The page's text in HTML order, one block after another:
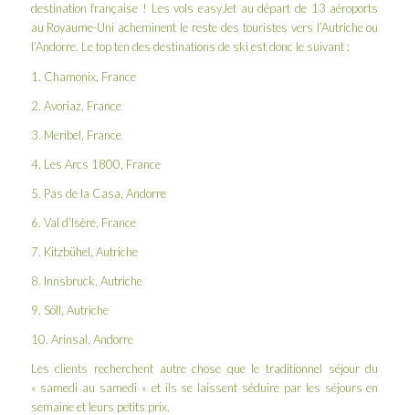
destination française ! Les vols easyJet au départ de 13 aéroports
au Royaume-Uni acheminent le reste des touristes vers l’Autriche ou
l’Andorre. Le top ten des destinations de ski est donc le suivant :
1. Chamonix, France
2. Avoriaz, France
3. Meribel, France
4. Les Arcs 1800, France
5. Pas de la Casa, Andorre
6. Val d’Isère, France
7. Kitzbühel, Autriche
8. Innsbruck, Autriche
9. Söll, Autriche
10. Arinsal, Andorre
Les clients recherchent autre chose que le traditionnel séjour du
« samedi au samedi » et ils se laissent séduire par les séjours en
semaine et leurs petits prix.